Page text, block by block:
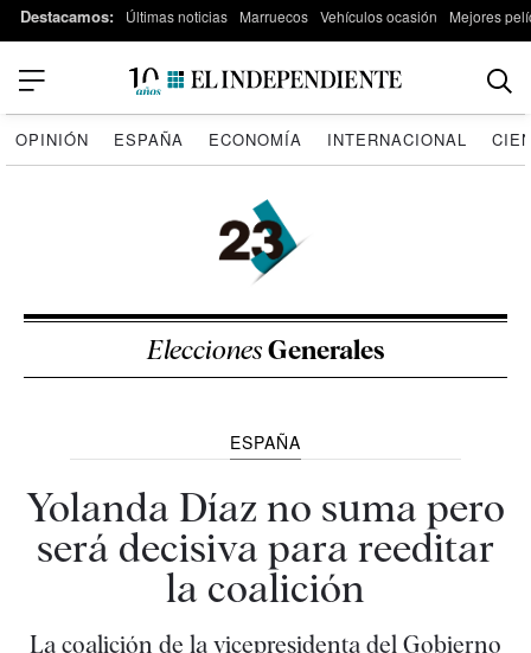
Destacamos: Últimas noticias Marruecos Vehículos ocasión Mejores
OPINIÓN ESPAÑA ECONOMÍA INTERNACIONAL
EleccionesGenerales
ESPAÑA
Yolanda Díaz no suma pero
será decisiva para reeditar
la coalición
La coalición de la vicepresidenta del Gobierno